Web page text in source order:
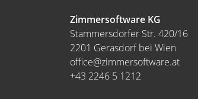
Zimmersoftware KG
Stammersdorfer Str. 420/16
2201 Gerasdorf bei Wien
office@zimmersoftware.at
+43 2246 5 1212